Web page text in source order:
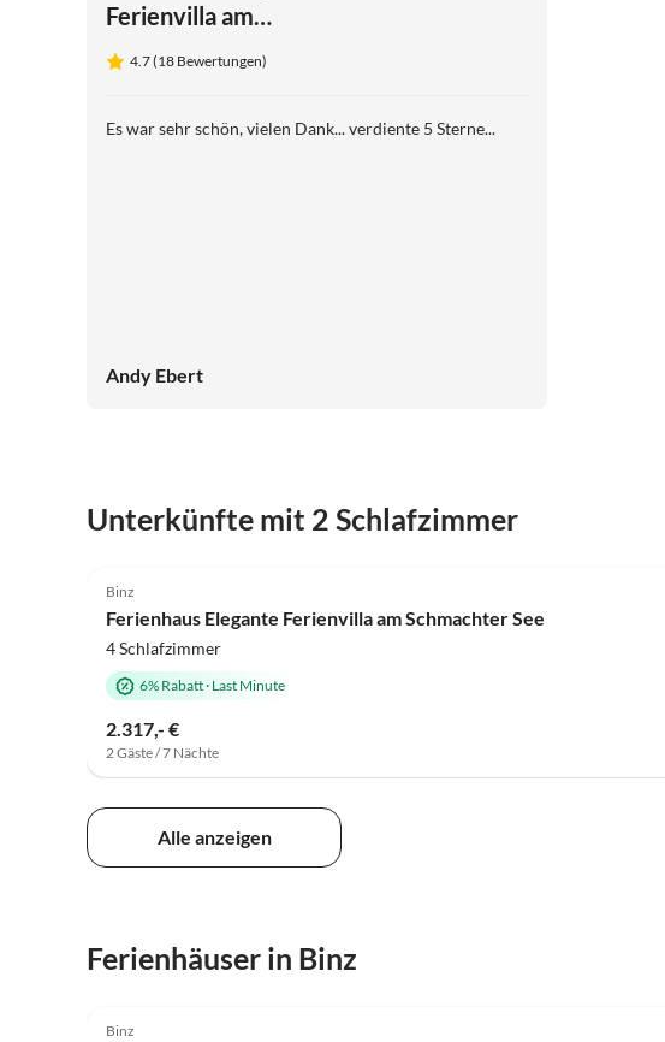
Ferienvilla am
Schmachter See
4.7 (18 Bewertungen)
Es war sehr schön, vielen Dank... verdiente 5 Sterne...
Andy Ebert
Unterkünfte mit 2 Schlafzimmer
Binz
Ferienhaus Elegante Ferienvilla am Schmachter See
4 Schlafzimmer
6% Rabatt· Last Minute
2.317,- €
2 Gäste / 7 Nächte
Alle anzeigen
Ferienhäuser in Binz
Binz